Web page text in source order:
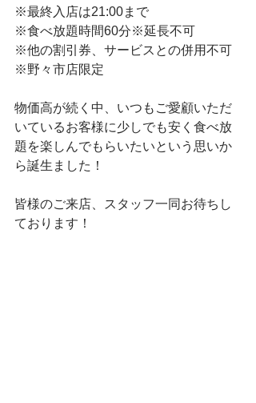
※最終入店は21:00まで
※食べ放題時間60分※延長不可
※他の割引券、サービスとの併用不可
※野々市店限定
物価高が続く中、いつもご愛顧いただ
いているお客様に少しでも安く食べ放
題を楽しんでもらいたいという思いか
ら誕生ました！
皆様のご来店、スタッフ一同お待ちし
ております！